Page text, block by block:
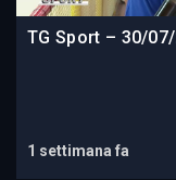
TG Sport – 30/
1 settimana fa